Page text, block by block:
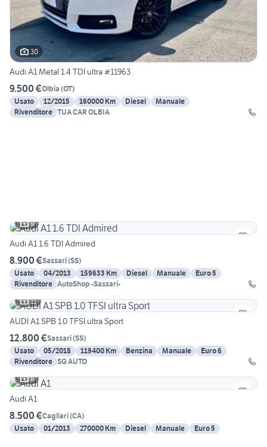
30
Audi A1 Metal 1.4 TDI ultra #11963
9.500 €Olbia (OT)
Usato
12/2015 160000 Km Diesel
Manuale
Rivenditore TUA CAR OLBIA
9
Audi A1 1.6 TDI Admired
8.900 €Sassari(SS)
Usato
04/2013 159633 Km Diesel Manuale
Euro 5
Rivenditore AutoShop -Sassari-
11
AUDI A1 SPB 1.0 TFSI ultra Sport
12.800 €Sassari(SS)
Usato
05/2018 119400 Km Benzina Manuale
Euro 6
Rivenditore SG AUTO
6
Audi A1
8.500 €Cagliari(CA)
Usato
01/2013 270000 Km Diesel Manuale Euro 5